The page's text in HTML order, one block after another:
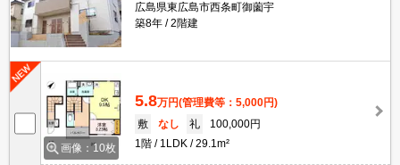
広島県東広島市西条町御薗宇
築8年
2階建
画像：10枚
5.8万円(管理費等：5,000円)
敷
なし 礼
100,000円
1階
1LDK 29.1m²